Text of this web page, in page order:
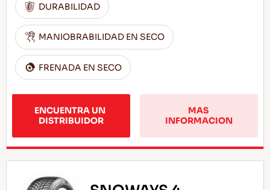
DURABILIDAD
MANIOBRABILIDAD EN SECO
FRENADA EN SECO
ENCUENTRA UN
DISTRIBUIDOR
MAS
INFORMACION